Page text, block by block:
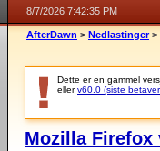
8/7/2026 7:42:35 PM
AfterDawn > Nedlastinger >
Dette er en gammel
ellerv60.0 (siste
Mozilla Firefox